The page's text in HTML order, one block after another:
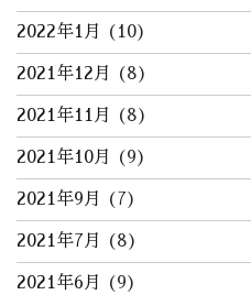
2022年1月 (10)
2021年12月 (8)
2021年11月 (8)
2021年10月 (9)
2021年9月 (7)
2021年7月 (8)
2021年6月 (9)